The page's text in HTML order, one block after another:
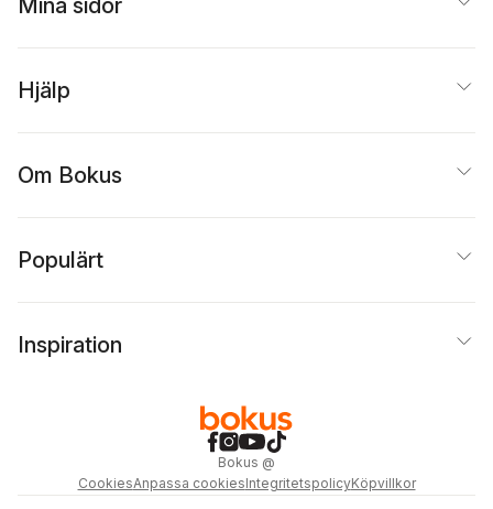
Hjälp
Om Bokus
Populärt
Inspiration
Bokus @
CookiesAnpassa cookiesIntegritetspolicyKöpvillkor